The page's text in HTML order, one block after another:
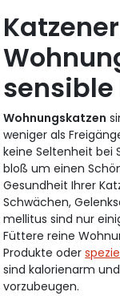
Wohnungskatzen
weniger als
keine Seltenheit bei
bloß um einen
Gesundheit Ihrer
Schwächen,
mellitus sind nur
Füttere reine
Produkte oder
sind kalorienarm
vorzubeugen.